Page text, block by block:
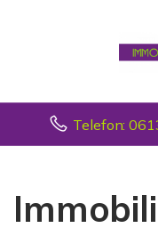
Telefon: